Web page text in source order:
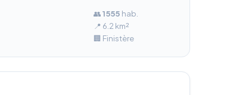
👥1 555 hab.
📍 6.2 km²
🏢 Finistère